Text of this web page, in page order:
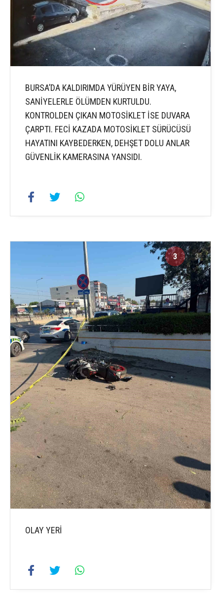
BURSA’DA KALDIRIMDA YÜRÜYEN BİR YAYA,
SANİYELERLE ÖLÜMDEN KURTULDU.
KONTROLDEN ÇIKAN MOTOSİKLET İSE DUVARA
ÇARPTI. FECİ KAZADA MOTOSİKLET SÜRÜCÜSÜ
HAYATINI KAYBEDERKEN, DEHŞET DOLU ANLAR
GÜVENLİK KAMERASINA YANSIDI.
3 3
OLAY YERİ